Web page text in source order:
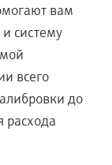
вам
систему
всего
до
расхода